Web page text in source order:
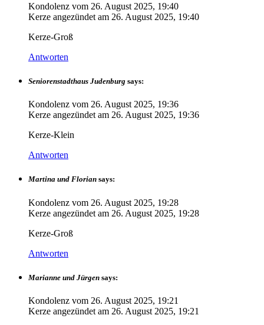
Kondolenz vom 26. August 2025, 19:40
Kerze angezündet am 26. August 2025, 19:40
Kerze-Groß
Antworten
Seniorenstadthaus Judenburg says:
Kondolenz vom 26. August 2025, 19:36
Kerze angezündet am 26. August 2025, 19:36
Kerze-Klein
Antworten
Martina und Florian says:
Kondolenz vom 26. August 2025, 19:28
Kerze angezündet am 26. August 2025, 19:28
Kerze-Groß
Antworten
Marianne und Jürgen says:
Kondolenz vom 26. August 2025, 19:21
Kerze angezündet am 26. August 2025, 19:21